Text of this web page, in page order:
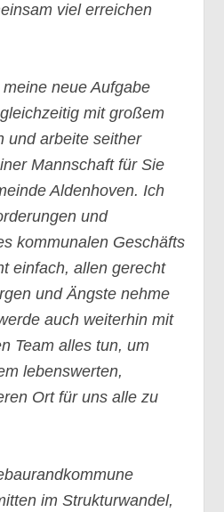
viel erreichen
neue Aufgabe
mit großem
und arbeite seither
Mannschaft für Sie
Aldenhoven. Ich
und
kommunalen Geschäfts
einfach, allen gerecht
und Ängste nehme
auch weiterhin mit
Team alles tun, um
lebenswerten,
Ort für uns alle zu
im Strukturwandel,